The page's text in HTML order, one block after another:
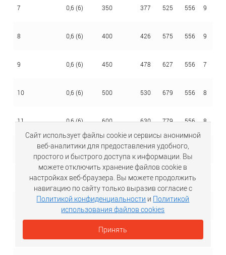
7 0,6 (6) 350 377 525 556 9
8 0,6 (6) 400 426 575 556 9
9 0,6 (6) 450 478 627 556 7
10 0,6 (6) 500 530 679 556 8
11 0,6 (6) 600 630 779 556 8
0,6 (6) 700 720 869 556
0,6 (6) 800 820 967 556
900
1000
Принять
Сайт использует файлы cookie и сервисы анонимной
веб-аналитики для предоставления удобного,
простого и быстрого доступа к информации. Вы
можете отключить хранение файлов cookie в
настройках веб-браузера. Вы можете продолжить
навигацию по сайту только выразив согласие с
Политикой конфиденциальности и Политикой
использования файлов cookies